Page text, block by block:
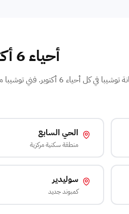
أحياء 6 أكتوبر التي نخدمها لـ توشيبا
الحي السابع
منطقة سكنية مركزية
سوليدير
كمبوند جديد